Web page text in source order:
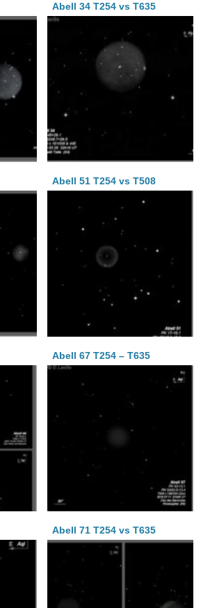
Abell 34 T254 vs T635
Abell 51 T254 vs T508
Abell 67 T254 – T635
Abell 71 T254 vs T635